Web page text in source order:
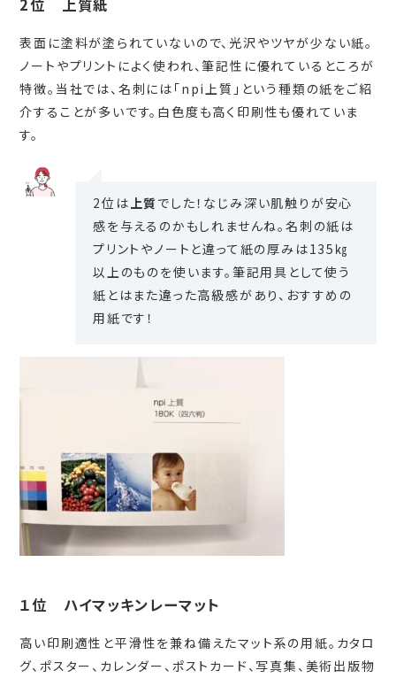
表面に塗料が塗られていないので、光沢やツヤが少ない紙。
ノートやプリントによく使われ、筆記性に優れているところが
特徴。当社では、名刺には「npi上質」という種類の紙をご紹
介することが多いです。白色度も高く印刷性も優れていま
す。
2位は 上質でした！なじみ深い肌触りが安心
感を与えるのかもしれませんね。名刺の紙は
プリントやノートと違って紙の厚みは135㎏
以上のものを使います。筆記用具として使う
紙とはまた違った高級感があり、おすすめの
用紙です！
１位 ハイマッキンレーマット
高い印刷適性と平滑性を兼ね備えたマット系の用紙。カタロ
グ、ポスター、カレンダー、ポストカード、写真集、美術出版物